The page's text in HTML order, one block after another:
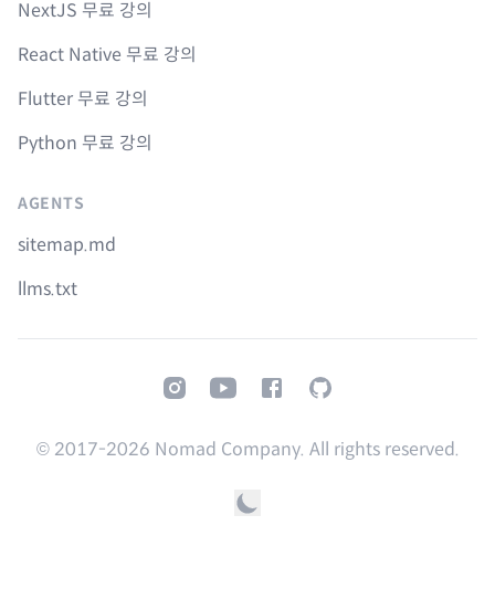
NextJS 무료 강의
React Native 무료 강의
Flutter 무료 강의
Python 무료 강의
AGENTS
sitemap.md
llms.txt
InstagramYoutubeFacebookGitHub
© 2017-2026 Nomad Company. All rights reserved.